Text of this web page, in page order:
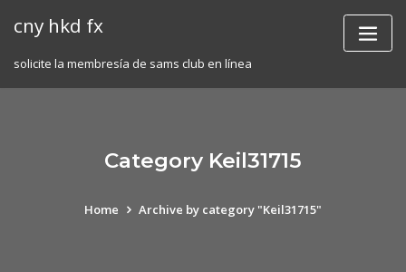
cny hkd fx
solicite la membresía de sams club en línea
Category Keil31715
Home Archive by category "Keil31715"